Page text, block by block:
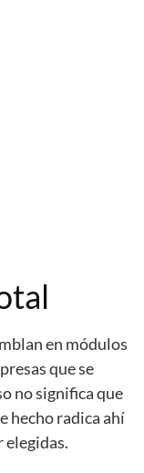
en módulos
que se
no significa que
hecho radica ahí
elegidas.